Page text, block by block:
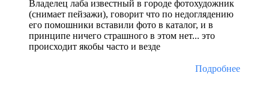
Владелец лаба известный в городе фотохудожник
(снимает пейзажи), говорит что по недоглядению
его помошники вставили фото в каталог, и в
принципе ничего страшного в этом нет... это
происходит якобы часто и везде
Подробнее